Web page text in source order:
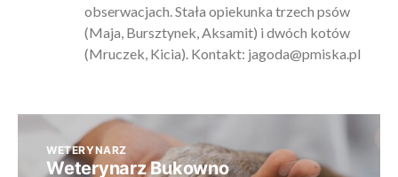
obserwacjach. Stała opiekunka trzech psów
(Maja, Bursztynek, Aksamit) i dwóch kotów
(Mruczek, Kicia). Kontakt: jagoda@pmiska.pl
WETERYNARZ
Weterynarz Bukowno